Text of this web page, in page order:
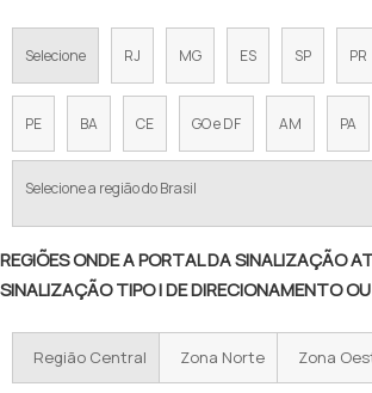
Selecione RJ MG ES SP PR
PE BA CE GO e DF AM PA
Selecione a região do Brasil
REGIÕES ONDE A PORTAL DA SINALIZAÇÃO
SINALIZAÇÃO TIPO I DE DIRECIONAMENTO
Região Central Zona Norte Zona